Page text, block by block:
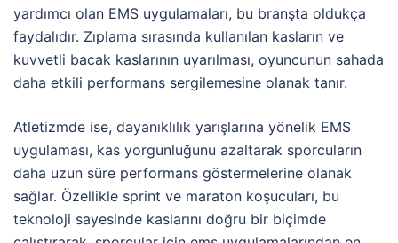
yardımcı olan EMS uygulamaları, bu branşta oldukça
faydalıdır. Zıplama sırasında kullanılan kasların ve
kuvvetli bacak kaslarının uyarılması, oyuncunun sahada
daha etkili performans sergilemesine olanak tanır.
Atletizmde ise, dayanıklılık yarışlarına yönelik EMS
uygulaması, kas yorgunluğunu azaltarak sporcuların
daha uzun süre performans göstermelerine olanak
sağlar. Özellikle sprint ve maraton koşucuları, bu
teknoloji sayesinde kaslarını doğru bir biçimde